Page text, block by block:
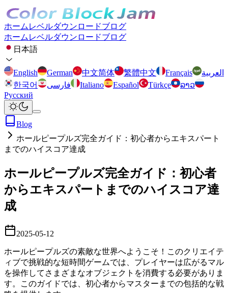
ホーム レベルダウンロードブログ
ホーム レベルダウンロードブログ
日本語
English German 中文简体 繁體中文 Français
العربية
한국어
فارسی Italiano Español Türkçe
ລາວ
Русский
Blog
ホールピープルズ完全ガイド：初心者からエキスパート
までのハイスコア達成
ホールピープルズ完全ガイド：初心者
からエキスパートまでのハイスコア達
成
2025-05-12
ホールピープルズの素敵な世界へようこそ！このクリエイテ
ィブで挑戦的な短時間ゲームでは、プレイヤーは広がるマル
を操作してさまざまなオブジェクトを消費する必要がありま
す。このガイドでは、初心者からマスターまでの包括的な戦